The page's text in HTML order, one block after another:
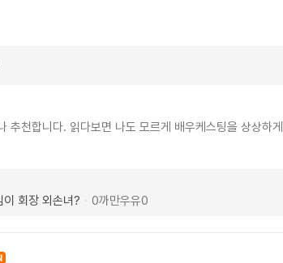
추천합니다. 읽다보면 나도 모르게 배우케스팅을 상상하
돈계산하고 또 그걸 다른 사람들은 오해하고 하는 모습
느순간 분식, 비자금, 내부정보흘리기, 경영권 싸움과 배
른 조연들이 살아있어서 진짜 드라마나오면 잼있겠단 생
합니다.
이 회장 외손녀? · 0까만우유0